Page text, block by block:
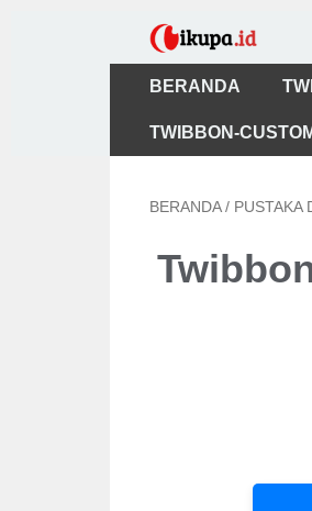
BERANDA
TWIBBON-
BERANDA / PUSTAKA